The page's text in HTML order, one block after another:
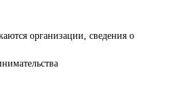
организации, сведения о